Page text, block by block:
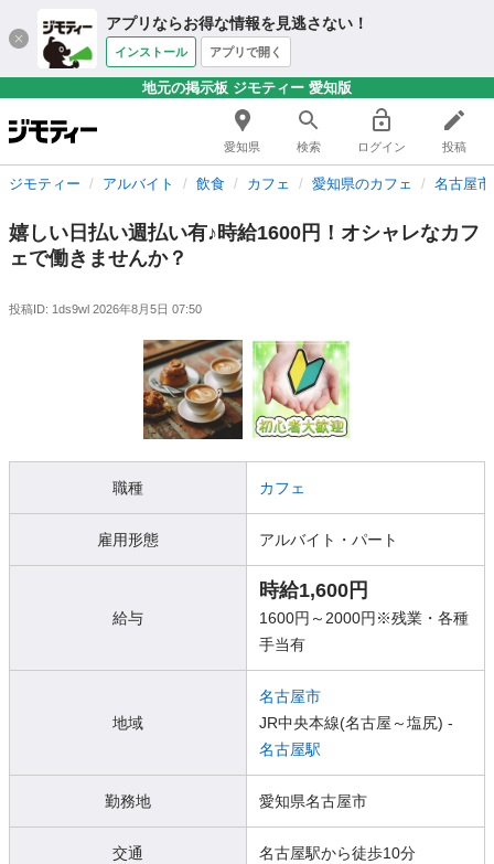
アプリならお得な情報を見逃さない！
インストール アプリで開く
地元の掲示板 ジモティー 愛知版
愛知県 検索 ログイン 投稿
ジモティー アルバイト 飲食 カフェ 愛知県のカフェ 名古屋
嬉しい日払い週払い有♪時給1600円！オシャレなカフ
ェで働きませんか？
投稿ID: 1ds9wl 2026年8月5日 07:50
職種 カフェ
雇用形態 アルバイト・パート
給与
時給1,600円
1600円～2000円※残業・各種
手当有
地域
名古屋市
JR中央本線(名古屋～塩尻) -
名古屋駅
勤務地 愛知県名古屋市
交通 名古屋駅から徒歩10分